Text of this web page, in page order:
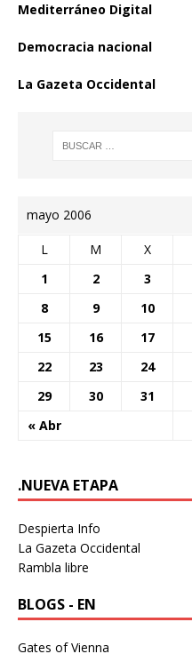
Mediterráneo Digital
Democracia nacional
La Gazeta Occidental
mayo 2006
L M X
« Abr
1 2 3
8
9 10
15
16 17
22
23 24
29
30 31
.NUEVA ETAPA
Despierta Info
La Gazeta Occidental
Rambla libre
BLOGS - EN
Gates of Vienna